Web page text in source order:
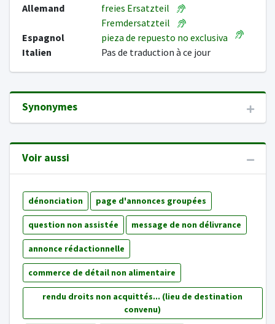
Allemand
freies Ersatzteil
Fremdersatzteil
Espagnol
pieza de repuesto no exclusiva
Italien
Pas de traduction à ce jour
Synonymes
Voir aussi
dénonciation page d'annonces groupées
question non assistée message de non délivrance
annonce rédactionnelle
commerce de détail non alimentaire
rendu droits non acquittés... (lieu de destination
convenu)